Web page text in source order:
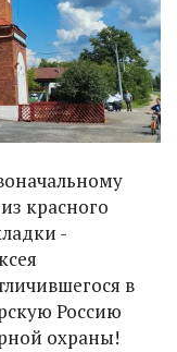
красного
-
в
Россию
охраны!